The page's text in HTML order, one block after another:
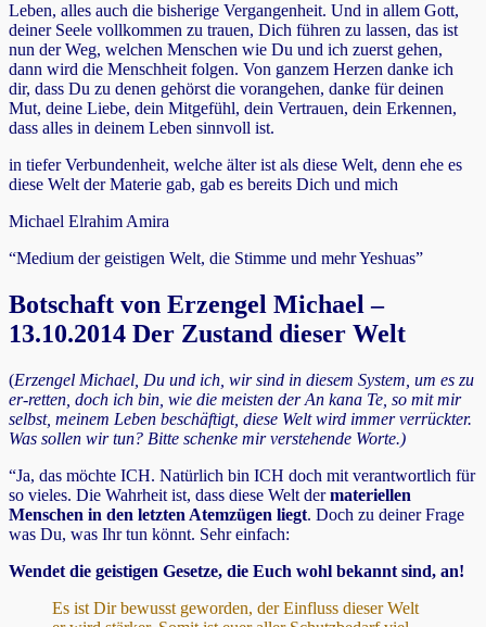
Leben, alles auch die bisherige Vergangenheit. Und in allem Gott,
deiner Seele vollkommen zu trauen, Dich führen zu lassen, das ist
nun der Weg, welchen Menschen wie Du und ich zuerst gehen,
dann wird die Menschheit folgen. Von ganzem Herzen danke ich
dir, dass Du zu denen gehörst die vorangehen, danke für deinen
Mut, deine Liebe, dein Mitgefühl, dein Vertrauen, dein Erkennen,
dass alles in deinem Leben sinnvoll ist.
in tiefer Verbundenheit, welche älter ist als diese Welt, denn ehe es
diese Welt der Materie gab, gab es bereits Dich und mich
Michael Elrahim Amira
“Medium der geistigen Welt, die Stimme und mehr Yeshuas”
Botschaft von Erzengel Michael –
13.10.2014 Der Zustand dieser Welt
(Erzengel Michael, Du und ich, wir sind in diesem System, um es zu
er-retten, doch ich bin, wie die meisten der An kana Te, so mit mir
selbst, meinem Leben beschäftigt, diese Welt wird immer verrückter.
Was sollen wir tun? Bitte schenke mir verstehende Worte.)
“Ja, das möchte ICH. Natürlich bin ICH doch mit verantwortlich für
so vieles. Die Wahrheit ist, dass diese Welt dermateriellen
Menschen in den letzten Atemzügen liegt. Doch zu deiner Frage
was Du, was Ihr tun könnt. Sehr einfach:
Wendet die geistigen Gesetze, die Euch wohl bekannt sind, an!
Es ist Dir bewusst geworden, der Einfluss dieser Welt